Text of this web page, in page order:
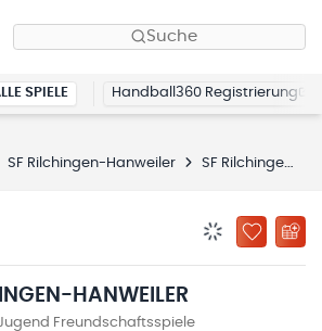
Suche
SPIELE Handball360 Registrierung
SF Rilchingen-Hanweiler SF Rilchingen-Hanweiler
ZU
HANWEILER
Freundschaftsspiele